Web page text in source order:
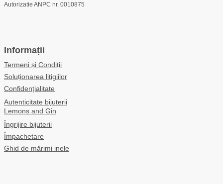
Autorizatie ANPC nr. 0010875
Informații
Termeni și Condiții
Soluționarea litigiilor
Confidențialitate
Autenticitate bijuterii
Lemons and Gin
Îngrijire bijuterii
Împachetare
Ghid de mărimi inele